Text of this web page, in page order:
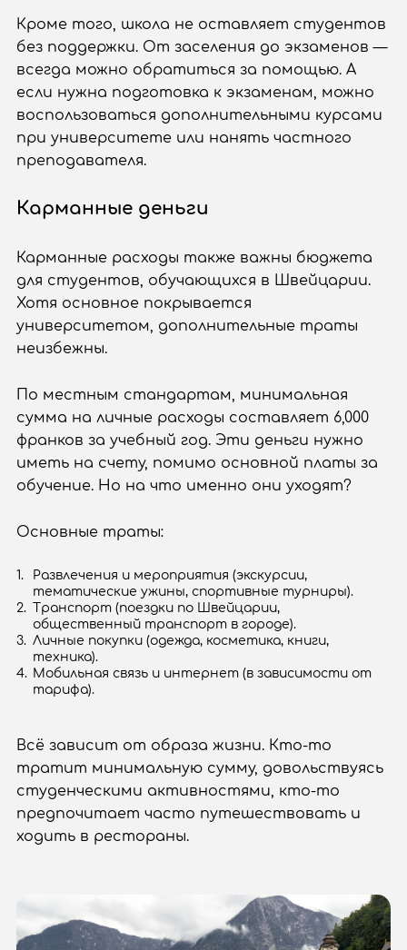
Кроме того, школа не оставляет студентов
без поддержки. От заселения до экзаменов —
всегда можно обратиться за помощью. А
если нужна подготовка к экзаменам, можно
воспользоваться дополнительными курсами
при университете или нанять частного
преподавателя.
Карманные деньги
Карманные расходы также важны бюджета
для студентов, обучающихся в Швейцарии.
Хотя основное покрывается
университетом, дополнительные траты
неизбежны.
По местным стандартам, минимальная
сумма на личные расходы составляет 6,000
франков за учебный год. Эти деньги нужно
иметь на счету, помимо основной платы за
обучение. Но на что именно они уходят?
Основные траты:
Развлечения и мероприятия (экскурсии,
тематические ужины, спортивные турниры).
Транспорт (поездки по Швейцарии,
общественный транспорт в городе).
Личные покупки (одежда, косметика, книги,
техника).
Мобильная связь и интернет (в зависимости от
тарифа).
Всё зависит от образа жизни. Кто-то
тратит минимальную сумму, довольствуясь
студенческими активностями, кто-то
предпочитает часто путешествовать и
ходить в рестораны.